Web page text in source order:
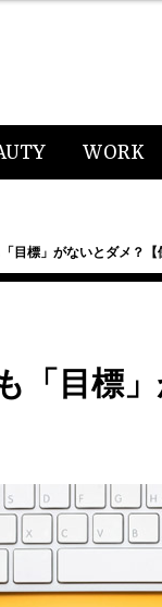
WORK
目標」がないとダメ？【
「目標